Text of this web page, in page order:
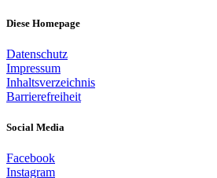
Diese Homepage
Datenschutz
Impressum
Inhaltsverzeichnis
Barrierefreiheit
Social Media
Facebook
Instagram